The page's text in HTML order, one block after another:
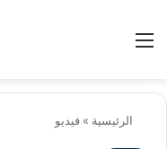
الرئيسية » فيديو